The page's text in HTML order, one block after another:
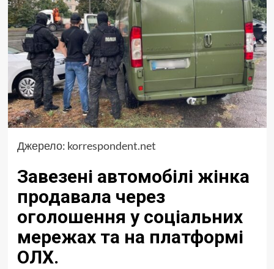
Джерело: korrespondent.net
Завезені автомобілі жінка
продавала через
оголошення у соціальних
мережах та на платформі
ОЛХ.